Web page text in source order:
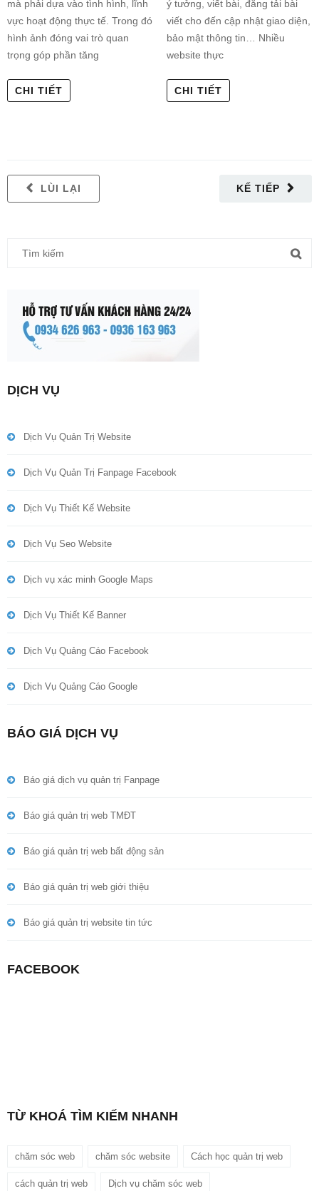
mà phải dựa vào tình hình, lĩnh
vực hoạt động thực tế. Trong đó
hình ảnh đóng vai trò quan
trọng góp phần tăng
CHI TIẾT
ý tưởng, viết bài, đăng tải bài
viết cho đến cập nhật giao diện,
bảo mật thông tin… Nhiều
website thực
CHI TIẾT
KẾ TIẾP
LÙI LẠI
DỊCH VỤ
Dịch Vụ Quản Trị Website
Dịch Vụ Quản Trị Fanpage Facebook
Dịch Vụ Thiết Kế Website
Dịch Vụ Seo Website
Dịch vụ xác minh Google Maps
Dịch Vụ Thiết Kế Banner
Dịch Vụ Quảng Cáo Facebook
Dịch Vụ Quảng Cáo Google
BÁO GIÁ DỊCH VỤ
Báo giá dịch vụ quản trị Fanpage
Báo giá quản trị web TMĐT
Báo giá quản trị web bất động sản
Báo giá quản trị web giới thiệu
Báo giá quản trị website tin tức
FACEBOOK
TỪ KHOÁ TÌM KIẾM NHANH
chăm sóc web chăm sóc website Cách học quản trị web
cách quản trị web Dịch vụ chăm sóc web